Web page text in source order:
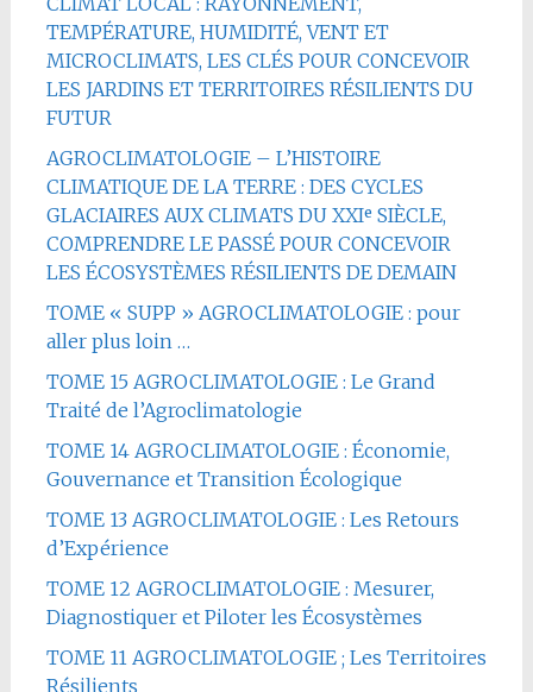
TEMPÉRATURE, HUMIDITÉ, VENT ET
MICROCLIMATS, LES CLÉS POUR CONCEVOIR
LES JARDINS ET TERRITOIRES RÉSILIENTS DU
FUTUR
AGROCLIMATOLOGIE – L’HISTOIRE
CLIMATIQUE DE LA TERRE : DES CYCLES
GLACIAIRES AUX CLIMATS DU XXIᵉ SIÈCLE,
COMPRENDRE LE PASSÉ POUR CONCEVOIR
LES ÉCOSYSTÈMES RÉSILIENTS DE DEMAIN
TOME « SUPP » AGROCLIMATOLOGIE : pour
aller plus loin …
TOME 15 AGROCLIMATOLOGIE : Le Grand
Traité de l’Agroclimatologie
TOME 14 AGROCLIMATOLOGIE : Économie,
Gouvernance et Transition Écologique
TOME 13 AGROCLIMATOLOGIE : Les Retours
d’Expérience
TOME 12 AGROCLIMATOLOGIE : Mesurer,
Diagnostiquer et Piloter les Écosystèmes
TOME 11 AGROCLIMATOLOGIE ; Les Territoires
Résilients